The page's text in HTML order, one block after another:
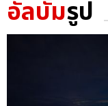
อัลบั้มรูป